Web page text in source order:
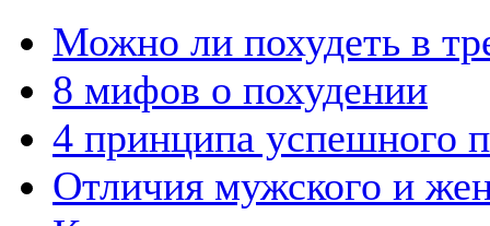
Можно ли похудеть в
8 мифов о похудении
4 принципа успешного
Отличия мужского и